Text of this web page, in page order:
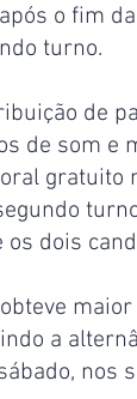
o fim da
turno.
de
de som e
gratuito
dois
a
nos